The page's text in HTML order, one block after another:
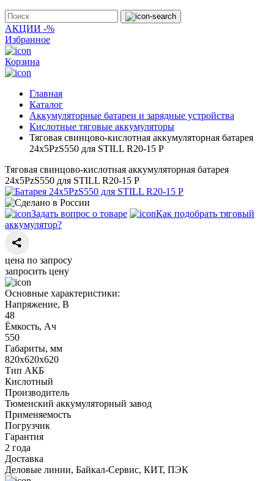
АКЦИИ -%
Избранное
Корзина
Главная
Каталог
Аккумуляторные батареи и зарядные устройства
Кислотные тяговые аккумуляторы
Тяговая свинцово-кислотная аккумуляторная батарея
24х5PzS550 для STILL R20-15 Р
Тяговая свинцово-кислотная аккумуляторная батарея
24х5PzS550 для STILL R20-15 Р
Задать вопрос о товаре
Как подобрать тяговый
аккумулятор?
цена по запросу
запросить цену
Основные характеристики:
Напряжение, В
48
Ёмкость, Ач
550
Габариты, мм
820х620х620
Тип АКБ
Кислотный
Производитель
Тюменский аккумуляторный завод
Применяемость
Погрузчик
Гарантия
2 года
Доставка
Деловые линии, Байкал-Сервис, КИТ, ПЭК